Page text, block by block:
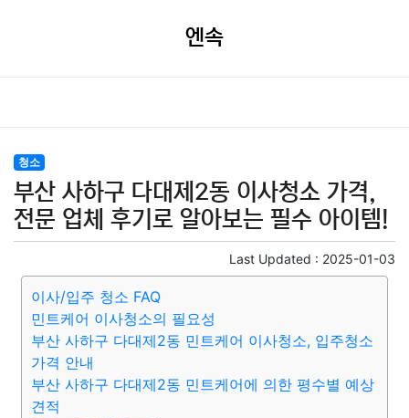
엔속
청소
부산 사하구 다대제2동 이사청소 가격,
전문 업체 후기로 알아보는 필수 아이템!
Last Updated : 2025-01-03
이사/입주 청소 FAQ
민트케어 이사청소의 필요성
부산 사하구 다대제2동 민트케어 이사청소, 입주청소
가격 안내
부산 사하구 다대제2동 민트케어에 의한 평수별 예상
견적